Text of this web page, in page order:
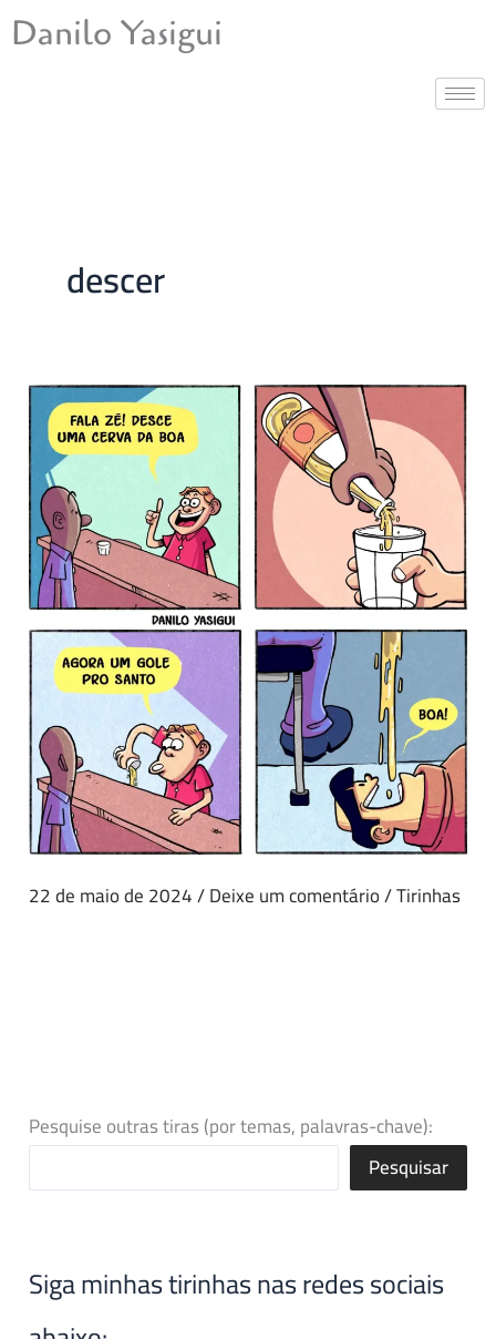
para
Danilo Yasigui
descer
22 de maio de 2024/Deixe um comentário/Tirinhas
Pesquise outras tiras (por temas, palavras-chave):
Pesquisar
Siga minhas tirinhas nas redes sociais